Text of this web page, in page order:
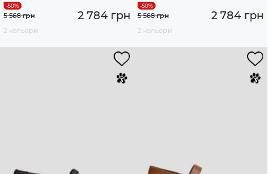
2 784 грн
5 568 грн
2 кольори
2 784 грн
5 568 грн
2 кольори